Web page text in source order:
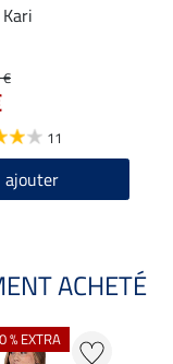
€
11
ajouter
ACHETÉ
% EXTRA